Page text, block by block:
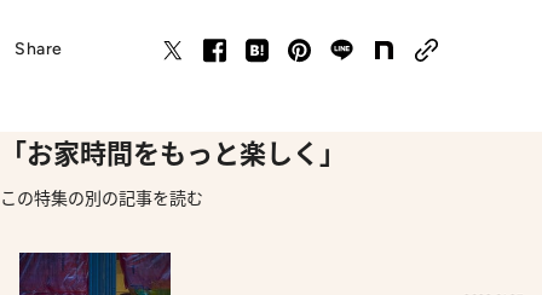
Share
「お家時間をもっと楽しく」
この特集の別の記事を読む